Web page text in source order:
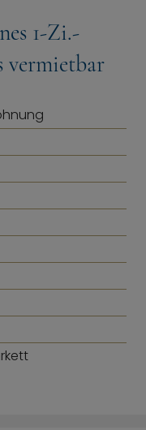
1-Zi.-
vermietbar